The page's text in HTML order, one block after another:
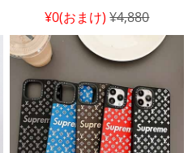
ケース男性¥0(おまけ)¥4,880